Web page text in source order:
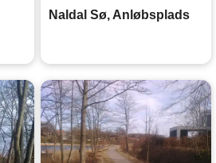
Naldal Sø, Anløbsplads